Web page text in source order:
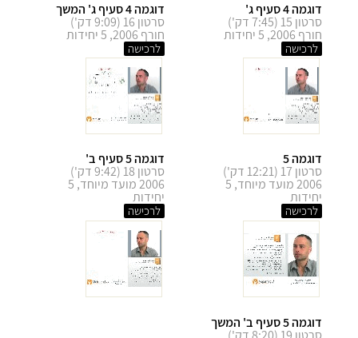
דוגמה 4 סעיף ג'
סרטון 15 (7:45 דק')
חורף 2006, 5 יחידות
לרכישה
דוגמה 4 סעיף ג' המשך
סרטון 16 (9:09 דק')
חורף 2006, 5 יחידות
לרכישה
דוגמה 5
סרטון 17 (12:21 דק')
2006 מועד מיוחד, 5
יחידות
לרכישה
דוגמה 5 סעיף ב'
סרטון 18 (9:42 דק')
2006 מועד מיוחד, 5
יחידות
לרכישה
דוגמה 5 סעיף ב' המשך